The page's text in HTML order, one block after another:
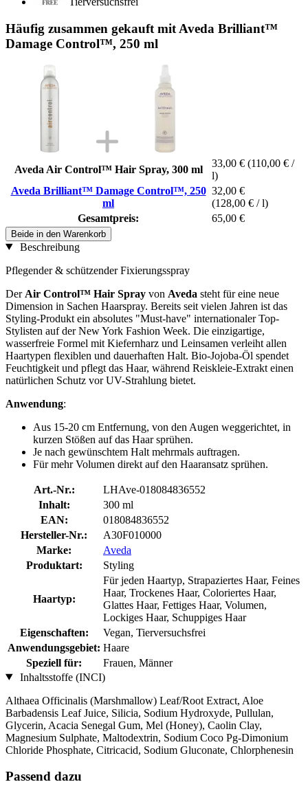
Häufig zusammen gekauft mit Aveda Brilliant™
Damage Control™, 250 ml
Aveda Air Control™ Hair Spray, 300 ml
33,00 € (110,00 € /
l)
Aveda Brilliant™ Damage Control™, 250
ml
32,00 €
(128,00 € / l)
Gesamtpreis:
65,00 €
Beide in den Warenkorb
Beschreibung
Pflegender & schützender Fixierungsspray
Der Air Control™ Hair Spray von Aveda steht für eine neue
Dimension in Sachen Haarspray. Bereits seit vielen Jahren ist das
Styling-Produkt ein absolutes "Must-have" internationaler Top-
Stylisten auf der New York Fashion Week. Die einzigartige,
wasserfreie Formel mit Kiefernharz und Leinsamen verleiht allen
Haartypen flexiblen und dauerhaften Halt. Bio-Jojoba-Öl spendet
Feuchtigkeit und pflegt das Haar, während Reiskleie-Extrakt einen
natürlichen Schutz vor UV-Strahlung bietet.
Anwendung:
Aus 15-20 cm Entfernung, von den Augen weggerichtet, in
kurzen Stößen auf das Haar sprühen.
Je nach gewünschtem Halt mehrmals auftragen.
Für mehr Volumen direkt auf den Haaransatz sprühen.
Art.-Nr.:
LHAve-018084836552
Inhalt:
300 ml
EAN:
018084836552
Hersteller-Nr.:
A30F010000
Marke:
Aveda
Produktart:
Styling
Haartyp:
Für jeden Haartyp, Strapaziertes Haar, Feines
Haar, Trockenes Haar, Coloriertes Haar,
Glattes Haar, Fettiges Haar, Volumen,
Lockiges Haar, Schuppiges Haar
Eigenschaften:
Vegan, Tierversuchsfrei
Anwendungsgebiet: Haare
Speziell für:
Frauen, Männer
Inhaltsstoffe (INCI)
Althaea Officinalis (Marshmallow) Leaf/Root Extract, Aloe
Barbadensis Leaf Juice, Silicia, Sodium Hydroxyde, Pullulan,
Glycerin, Acacia Senegal Gum, Mel (Honey), Caolin Clay,
Magnesium Sulphate, Maltodextrin, Sodium Coco Pg-Dimonium
Chloride Phosphate, Citricacid, Sodium Gluconate, Chlorphenesin
Passend dazu